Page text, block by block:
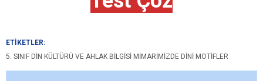
ETİKETLER:
5. SINIF DIN KÜLTÜRÜ VE AHLAK BILGISI MIMARIMIZDE DINI MOTIFLER